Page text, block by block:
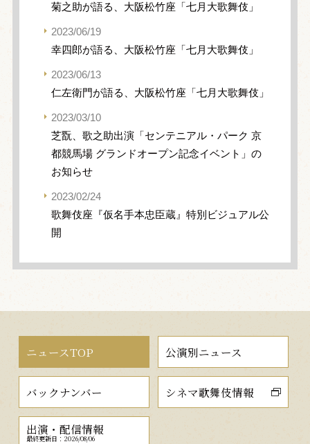
菊之助が語る、大阪松竹座「七月大歌舞伎」
2023/06/19
幸四郎が語る、大阪松竹座「七月大歌舞伎」
2023/06/13
仁左衛門が語る、大阪松竹座「七月大歌舞伎」
2023/03/10
芝翫、歌之助出演「センテニアル・パーク 京
都競馬場 グランドオープン記念イベント」の
お知らせ
2023/02/24
歌舞伎座『仮名手本忠臣蔵』特別ビジュアル公
開
ニュースTOP 公演別ニュース
バックナンバー シネマ歌舞伎情報
出演・配信情報
最終更新日：2026/08/06